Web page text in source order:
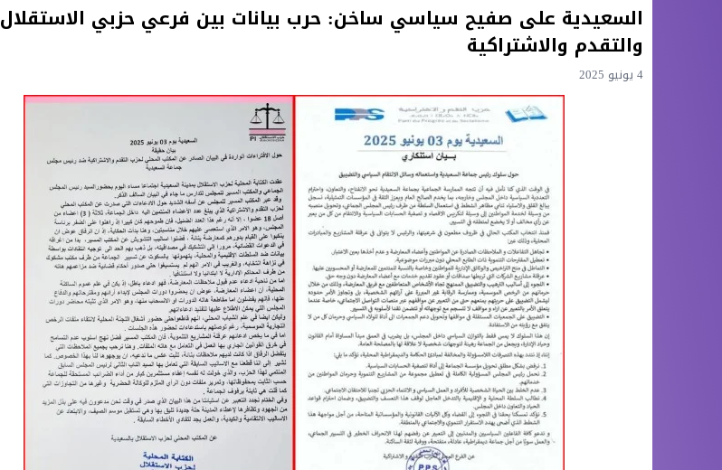
السعيدية على صفيح سياسي ساخن: حرب بيانات بين فرعي حزبي الاستقلال
والتقدم والاشتراكية
4 يونيو 2025